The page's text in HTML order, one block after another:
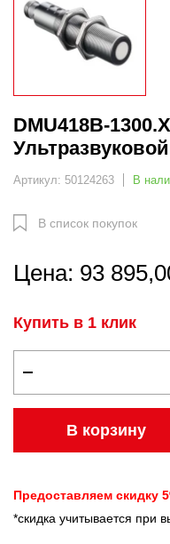
DMU418B-
Артикул: 50124263 В
В список покупок
Цена: 93
Купить в 1 клик
В корзину
Предоставляем скидку
*скидка учитывается при